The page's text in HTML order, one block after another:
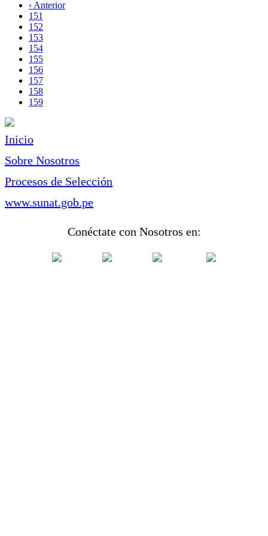
Paginación
página
Página
anterior
‹ Anterior
Page
151
Page
152
Page
153
Page
154
Page
155
Page
156
Page
157
Page
158
Página
159
Inicio
Sobre Nosotros
Procesos de Selección
www.sunat.gob.pe
Conéctate con Nosotros en: